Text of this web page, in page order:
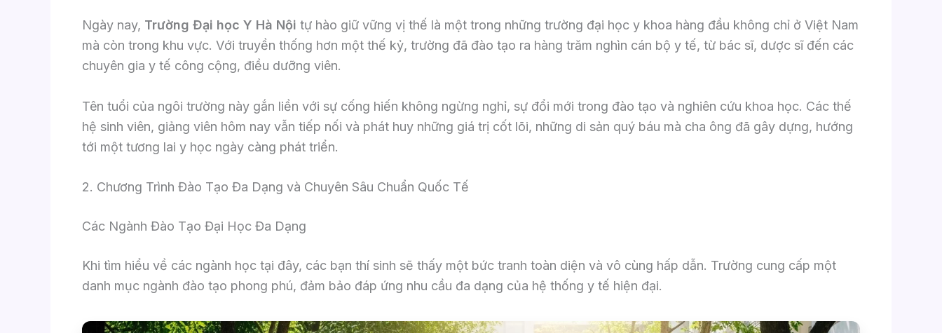
Ngày nay, Trường Đại học Y Hà Nội tự hào giữ vững vị thế là một trong những trường đại học y khoa hàng đầu không chỉ ở Việt Nam
mà còn trong khu vực. Với truyền thống hơn một thế kỷ, trường đã đào tạo ra hàng trăm nghìn cán bộ y tế, từ bác sĩ, dược sĩ đến các
chuyên gia y tế công cộng, điều dưỡng viên.
Tên tuổi của ngôi trường này gắn liền với sự cống hiến không ngừng nghỉ, sự đổi mới trong đào tạo và nghiên cứu khoa học. Các thế
hệ sinh viên, giảng viên hôm nay vẫn tiếp nối và phát huy những giá trị cốt lõi, những di sản quý báu mà cha ông đã gây dựng, hướng
tới một tương lai y học ngày càng phát triển.
2. Chương Trình Đào Tạo Đa Dạng và Chuyên Sâu Chuẩn Quốc Tế
Các Ngành Đào Tạo Đại Học Đa Dạng
Khi tìm hiểu về các ngành học tại đây, các bạn thí sinh sẽ thấy một bức tranh toàn diện và vô cùng hấp dẫn. Trường cung cấp một
danh mục ngành đào tạo phong phú, đảm bảo đáp ứng nhu cầu đa dạng của hệ thống y tế hiện đại.